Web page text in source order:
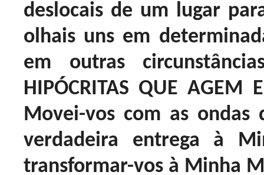
deslocais de um lugar
olhais uns em
em outras
HIPÓCRITAS QUE AGEM
Movei-vos com as ondas
verdadeira entrega à
transformar-vos à Minha